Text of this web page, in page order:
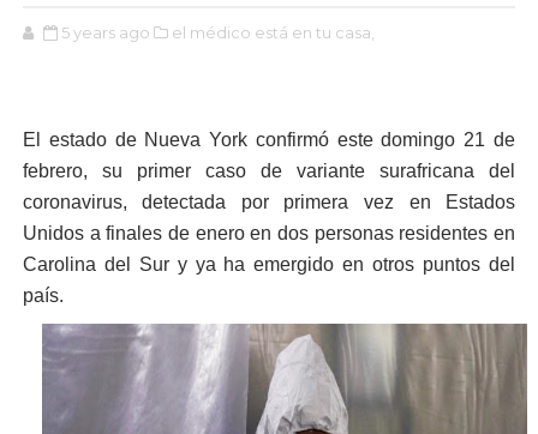
5 years ago el médico está en tu casa,
El estado de Nueva York confirmó este domingo 21 de
febrero, su primer caso de variante surafricana del
coronavirus, detectada por primera vez en Estados
Unidos a finales de enero en dos personas residentes en
Carolina del Sur y ya ha emergido en otros puntos del
país.